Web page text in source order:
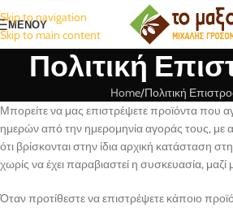
Skip to navigation
Skip to main content
ΜΕΝΟΥ
Πολιτική
Home Πολιτική
Μπορείτε να μας επιστρέψετε προϊόντα που
ημερών από την ημερομηνία αγοράς τους,
ότι βρίσκονται στην ίδια αρχική κατάσταση
χωρίς να έχει παραβιαστεί η συσκευασία,
Όταν προτίθεστε να επιστρέψετε κάποιο